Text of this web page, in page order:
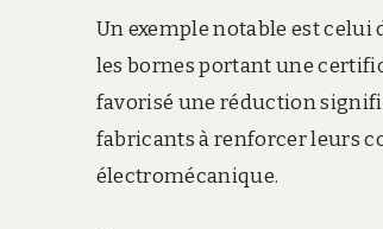
Un exemple notable est celui
les bornes portant une
favorisé une réduction
fabricants à renforcer leurs
électromécanique.